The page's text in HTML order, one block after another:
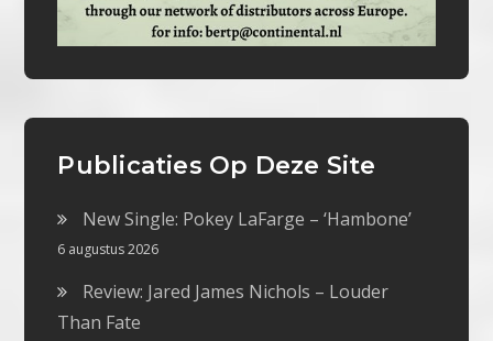
Publicaties Op Deze Site
New Single: Pokey LaFarge – ‘Hambone’
6 augustus 2026
Review: Jared James Nichols – Louder
Than Fate